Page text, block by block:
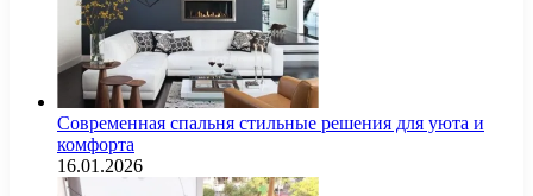
Современная спальня стильные решения для уюта и
комфорта
16.01.2026